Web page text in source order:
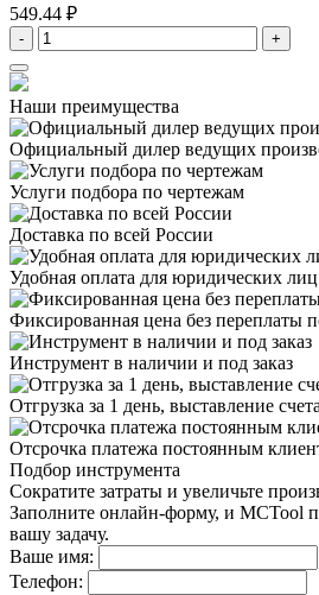
549.44 ₽
- +
Наши преимущества
Официальный дилер ведущих
Услуги подбора по чертежам
Доставка по всей России
Удобная оплата для юридических лиц
Фиксированная цена без переплаты
Инструмент в наличии и под заказ
Отгрузка за 1 день, выставление
Отсрочка платежа постоянным
Подбор инструмента
Сократите затраты и увеличьте
Заполните онлайн-форму, и MCTool
вашу задачу.
Ваше имя:
Телефон: